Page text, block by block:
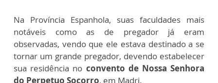
Na Província Espanhola, suas faculdades mais
notáveis como as de pregador já eram
observadas, vendo que ele estava destinado a se
tornar um grande pregador, devendo estabelecer
sua residência no convento de Nossa Senhora
do Perpetuo Socorro, em Madri.